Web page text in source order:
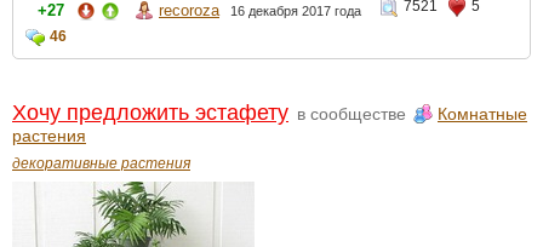
+27 recoroza 16 декабря 2017 года 7521
5
46
Хочу предложить эстафету в сообществе
Комнатные
растения
декоративные растения